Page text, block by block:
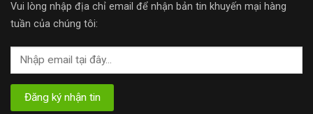
Vui lòng nhập địa chỉ email để nhận bản tin khuyến mại hàng
tuần của chúng tôi: